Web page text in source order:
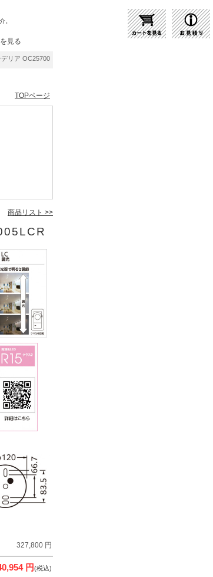
。
見る
OC257005LCR | 商品紹介 | 照明器具の通販・インテリア照明の通信
TOPページ
商品リスト >>
327,800 円
円(税込)